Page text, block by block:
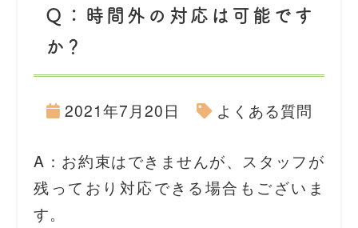
Q：時間外の対応は可能です
か？
2021年7月20日 よくある質問
A：お約束はできませんが、スタッフが
残っており対応できる場合もございま
す。